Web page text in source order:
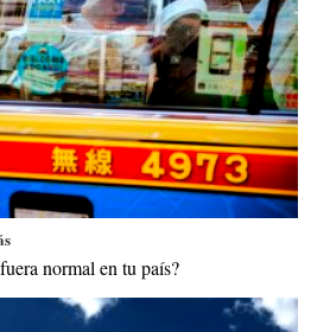
normal en tu país?